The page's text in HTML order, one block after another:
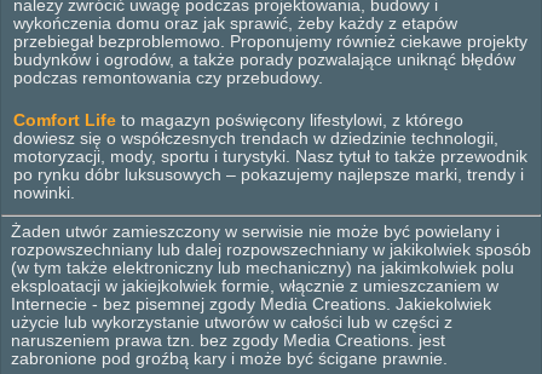
należy zwrócić uwagę podczas projektowania, budowy i
wykończenia domu oraz jak sprawić, żeby każdy z etapów
przebiegał bezproblemowo. Proponujemy również ciekawe projekty
budynków i ogrodów, a także porady pozwalające uniknąć błędów
podczas remontowania czy przebudowy.
Comfort Life to magazyn poświęcony lifestylowi, z którego
dowiesz się o współczesnych trendach w dziedzinie technologii,
motoryzacji, mody, sportu i turystyki. Nasz tytuł to także przewodnik
po rynku dóbr luksusowych – pokazujemy najlepsze marki, trendy i
nowinki.
Żaden utwór zamieszczony w serwisie nie może być powielany i
rozpowszechniany lub dalej rozpowszechniany w jakikolwiek sposób
(w tym także elektroniczny lub mechaniczny) na jakimkolwiek polu
eksploatacji w jakiejkolwiek formie, włącznie z umieszczaniem w
Internecie - bez pisemnej zgody Media Creations. Jakiekolwiek
użycie lub wykorzystanie utworów w całości lub w części z
naruszeniem prawa tzn. bez zgody Media Creations. jest
zabronione pod groźbą kary i może być ścigane prawnie.